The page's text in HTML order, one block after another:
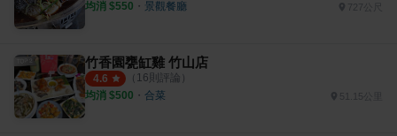
均消 $550 ・ 景觀餐廳
竹香園甕缸雞 竹山店
4.6 （ 16則評論）
均消 $500 ・ 合菜 51.15公里